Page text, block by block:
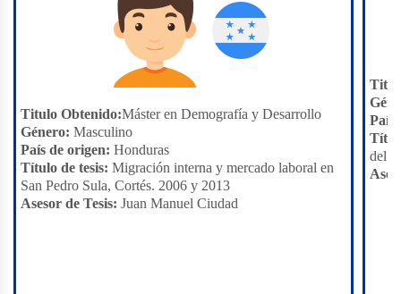
Titulo Obtenido:Máster en Demografía y Desarrollo
Género: Masculino
País de origen: Honduras
Título de tesis: Migración interna y mercado laboral en
San Pedro Sula, Cortés. 2006 y 2013
Asesor de Tesis: Juan Manuel Ciudad
País
del